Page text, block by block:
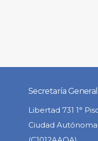
Secretaría General
Libertad 731 1°
Ciudad